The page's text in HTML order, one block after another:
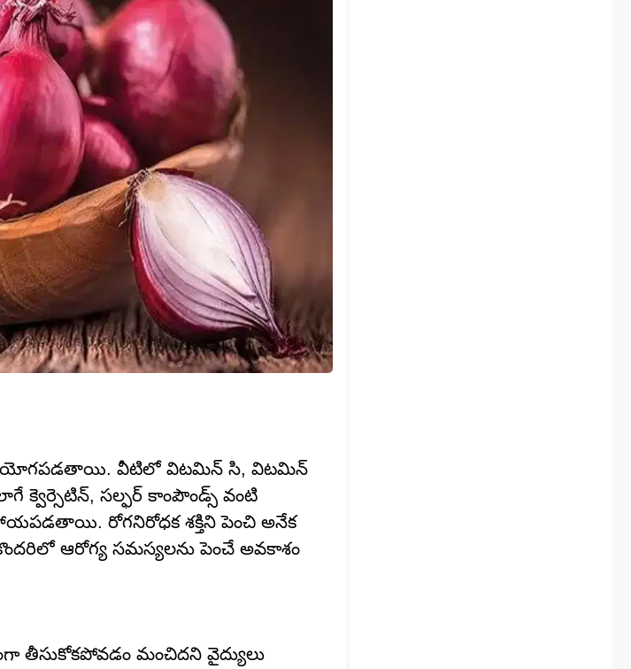
ఉపయోగపడతాయి. వీటిలో విటమిన్ సి, విటమిన్
సల్ఫర్ కాంపౌండ్స్ వంటి
రోగనిరోధక శక్తిని పెంచి అనేక
ఆరోగ్య సమస్యలను పెంచే అవకాశం
తీసుకోకపోవడం మంచిదని వైద్యులు